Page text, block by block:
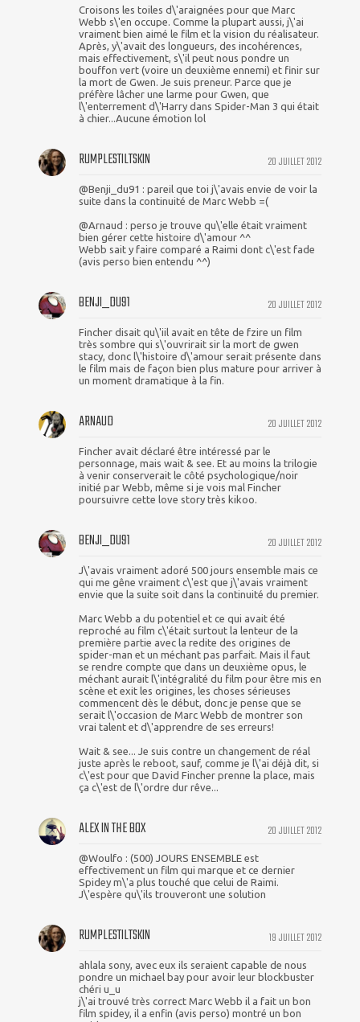
Croisons les toiles d\'araignées pour que Marc
Webb s\'en occupe. Comme la plupart aussi, j\'ai
vraiment bien aimé le film et la vision du réalisateur.
Après, y\'avait des longueurs, des incohérences,
mais effectivement, s\'il peut nous pondre un
bouffon vert (voire un deuxième ennemi) et finir sur
la mort de Gwen. Je suis preneur. Parce que je
préfère lâcher une larme pour Gwen, que
l\'enterrement d\'Harry dans Spider-Man 3 qui était
à chier...Aucune émotion lol
20 JUILLET 2012
RUMPLESTILTSKIN
@Benji_du91 : pareil que toi j\'avais envie de voir la
suite dans la continuité de Marc Webb =(
@Arnaud : perso je trouve qu\'elle était vraiment
bien gérer cette histoire d\'amour ^^
Webb sait y faire comparé a Raimi dont c\'est fade
(avis perso bien entendu ^^)
20 JUILLET 2012
BENJI_DU91
Fincher disait qu\'iil avait en tête de fzire un film
très sombre qui s\'ouvrirait sir la mort de gwen
stacy, donc l\'histoire d\'amour serait présente dans
le film mais de façon bien plus mature pour arriver à
un moment dramatique à la fin.
20 JUILLET 2012
ARNAUD
Fincher avait déclaré être intéressé par le
personnage, mais wait & see. Et au moins la trilogie
à venir conserverait le côté psychologique/noir
initié par Webb, même si je vois mal Fincher
poursuivre cette love story très kikoo.
20 JUILLET 2012
BENJI_DU91
J\'avais vraiment adoré 500 jours ensemble mais ce
qui me gêne vraiment c\'est que j\'avais vraiment
envie que la suite soit dans la continuité du premier.
Marc Webb a du potentiel et ce qui avait été
reproché au film c\'était surtout la lenteur de la
première partie avec la redite des origines de
spider-man et un méchant pas parfait. Mais il faut
se rendre compte que dans un deuxième opus, le
méchant aurait l\'intégralité du film pour être mis en
scène et exit les origines, les choses sérieuses
commencent dès le début, donc je pense que se
serait l\'occasion de Marc Webb de montrer son
vrai talent et d\'apprendre de ses erreurs!
Wait & see... Je suis contre un changement de réal
juste après le reboot, sauf, comme je l\'ai déjà dit, si
c\'est pour que David Fincher prenne la place, mais
ça c\'est de l\'ordre dur rêve...
20 JUILLET 2012
ALEX IN THE BOX
@Woulfo : (500) JOURS ENSEMBLE est
effectivement un film qui marque et ce dernier
Spidey m\'a plus touché que celui de Raimi.
J\'espère qu\'ils trouveront une solution
19 JUILLET 2012
RUMPLESTILTSKIN
ahlala sony, avec eux ils seraient capable de nous
pondre un michael bay pour avoir leur blockbuster
chéri u_u
j\'ai trouvé très correct Marc Webb il a fait un bon
film spidey, il a enfin (avis perso) montré un bon